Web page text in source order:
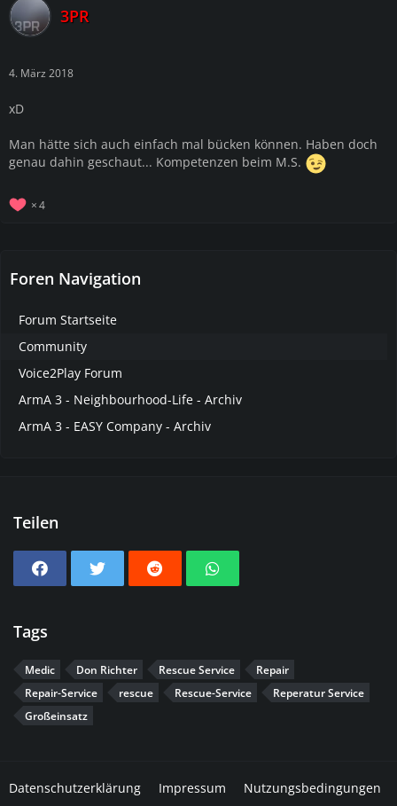
3PR
4. März 2018
xD
Man hätte sich auch einfach mal bücken können. Haben doch
genau dahin geschaut... Kompetenzen beim M.S.
4
Foren Navigation
Forum Startseite
Community
Voice2Play Forum
ArmA 3 - Neighbourhood-Life - Archiv
ArmA 3 - EASY Company - Archiv
Teilen
Tags
Medic Don Richter Rescue Service
Repair
Repair-Service
rescue Rescue-Service
Reperatur Service
Großeinsatz
Datenschutzerklärung Impressum Nutzungsbedingungen